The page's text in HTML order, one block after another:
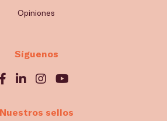
Opiniones
Síguenos
Nuestros sellos